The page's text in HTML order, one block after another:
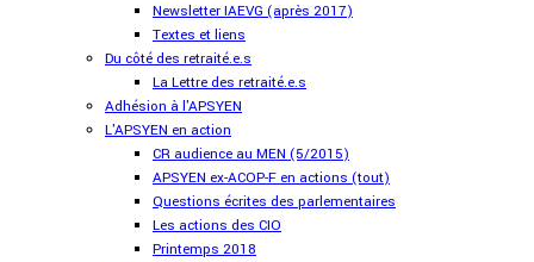
Newsletter IAEVG (après 2017)
Textes et liens
Du côté des retraité.e.s
La Lettre des retraité.e.s
Adhésion à l'APSYEN
L'APSYEN en action
CR audience au MEN (5/2015)
APSYEN ex-ACOP-F en actions (tout)
Questions écrites des parlementaires
Les actions des CIO
Printemps 2018